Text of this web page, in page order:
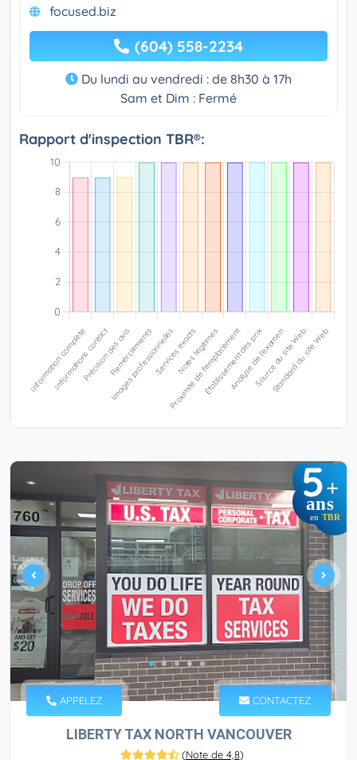
focused.biz
(604) 558-2234
Du lundi au vendredi : de 8h30 à 17h
Sam et Dim : Fermé
Rapport d'inspection TBR®:
5+
ans
en TBR
APPELEZ CONTACTEZ
LIBERTY TAX NORTH VANCOUVER
(Note de 4,8)